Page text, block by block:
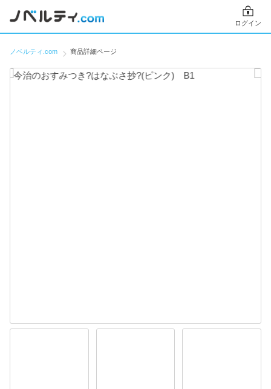
ログイン
ノベルティ.com 商品詳細ページ